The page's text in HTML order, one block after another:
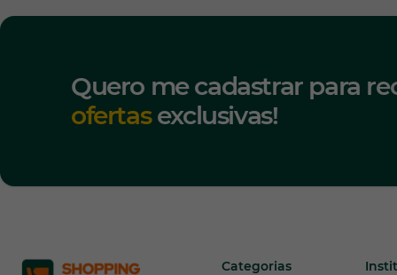
Quero me cadastrar para
ofertasexclusivas!
Categorias